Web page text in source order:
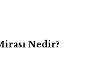
Nedir?